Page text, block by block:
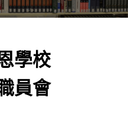
學校
員會